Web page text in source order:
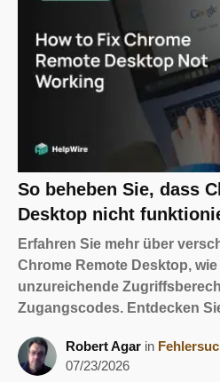
So beheben Sie, dass
Desktop nicht
Erfahren Sie mehr über
Chrome Remote Desktop,
unzureichende
Zugangscodes. Entdecken
Robert Agar in
07/23/2026